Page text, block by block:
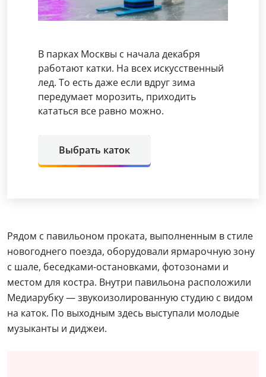
В парках Москвы с начала декабря
работают катки. На всех искусственный
лед. То есть даже если вдруг зима
передумает морозить, приходить
кататься все равно можно.
Выбрать каток
Рядом с павильоном проката, выполненным в стиле
новогоднего поезда, оборудовали ярмарочную зону
с шале, беседками-остановками, фотозонами и
местом для костра. Внутри павильона расположили
Медиарубку — звукоизолированную студию с видом
на каток. По выходным здесь выступали молодые
музыканты и диджеи.